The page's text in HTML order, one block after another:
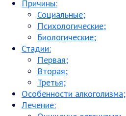
Причины:
Социальные;
Психологические;
Биологические;
Стадии:
Первая;
Вторая;
Третья;
Особенности алкоголизма;
Лечение: